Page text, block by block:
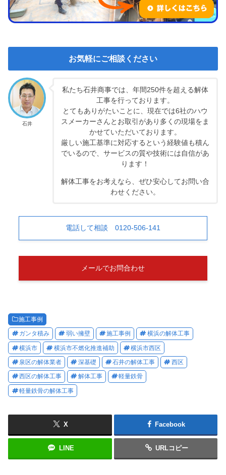
お気軽にご相談ください
石井
私たち石井商事では、年間250件を超える解体
工事を行っております。
とてもありがたいことに、現在では6社のハウ
スメーカーさんとお取引があり多くの現場をま
かせていただいております。
厳しい施工基準に対応するという経験値も積ん
でいるので、サービスの質や技術には自信があ
ります！
解体工事をお考えなら、ぜひ安心してお問い合
わせください。
電話して相談 0120-506-141
メールでお問合わせ
施工事例
ガンタ積み 弱い擁壁 施工事例 横浜の解体工事
横浜市 横浜市不燃化推進補助 横浜市西区
泉区の解体業者 深基礎 石井の解体工事 西区
西区の解体工事 解体工事 軽量鉄骨
軽量鉄骨の解体工事
X Facebook
LINE URLコピー